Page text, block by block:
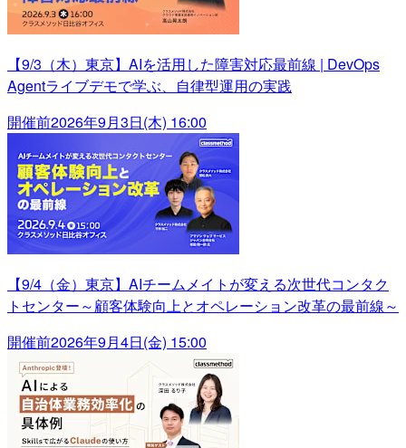
【9/3（木）東京】AIを活用した障害対応最前線 | DevOps
Agentライブデモで学ぶ、自律型運用の実践
開催前2026年9月3日(木) 16:00
【9/4（金）東京】AIチームメイトが変える次世代コンタク
トセンター～顧客体験向上とオペレーション改革の最前線～
開催前2026年9月4日(金) 15:00